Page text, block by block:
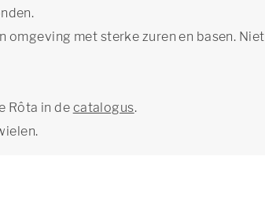
omgeving met sterke zuren en basen. Niet
Rôta in de catalogus.